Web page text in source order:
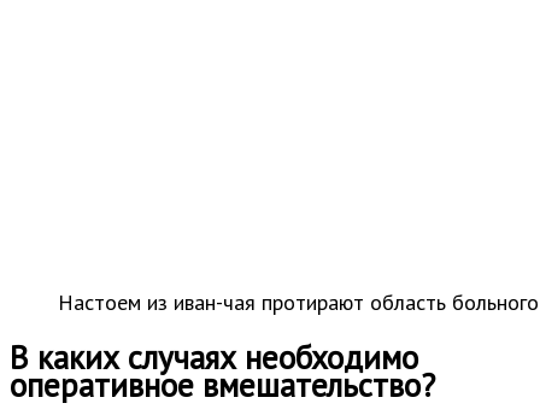
Настоем из иван-чая протирают область
В каких случаях необходимо
оперативное вмешательство?